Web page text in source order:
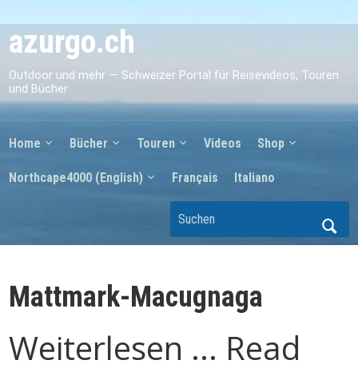
azurgo.ch
Outdoor und mehr — Schweizer Portal für Reisevideos, Touren
und Bücher
Home Bücher Touren Videos Shop
Northcape4000 (English) Français Italiano
Mattmark-Macugnaga
Weiterlesen ... Read